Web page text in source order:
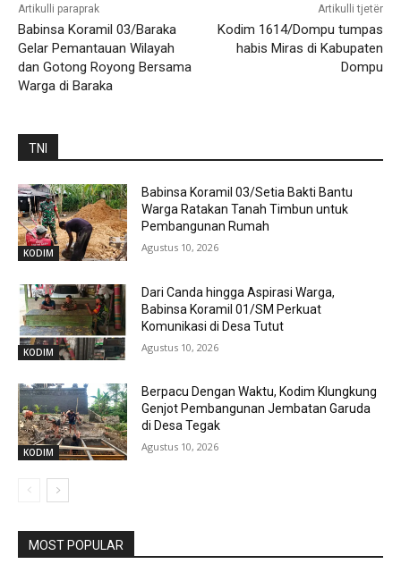
Artikulli paraprak
Babinsa Koramil 03/Baraka
Gelar Pemantauan Wilayah
dan Gotong Royong Bersama
Warga di Baraka
Artikulli tjetër
Kodim 1614/Dompu tumpas
habis Miras di Kabupaten
Dompu
TNI
KODIM
Babinsa Koramil 03/Setia Bakti Bantu
Warga Ratakan Tanah Timbun untuk
Pembangunan Rumah
Agustus 10, 2026
KODIM
Dari Canda hingga Aspirasi Warga,
Babinsa Koramil 01/SM Perkuat
Komunikasi di Desa Tutut
Agustus 10, 2026
KODIM
Berpacu Dengan Waktu, Kodim Klungkung
Genjot Pembangunan Jembatan Garuda
di Desa Tegak
Agustus 10, 2026
MOST POPULAR